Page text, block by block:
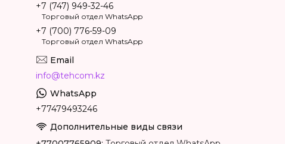
+7 (747) 949-32-46
Торговый отдел WhatsApp
+7 (700) 776-59-09
Торговый отдел WhatsApp
info@tehcom.kz
+77479493246